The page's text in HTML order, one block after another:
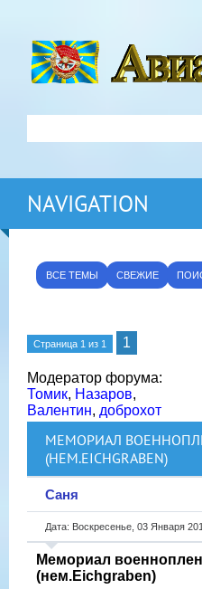
NAVIGATION
ВСЕ ТЕМЫ СВЕЖИЕ
Страница 1 из 1 1
Модератор форума:
Томик, Назаров,
Валентин, доброхот
МЕМОРИАЛ
(НЕМ.EICHGRABEN)
Саня
Дата: Воскресенье, 03 Января
Мемориал
(нем.Eichgraben)